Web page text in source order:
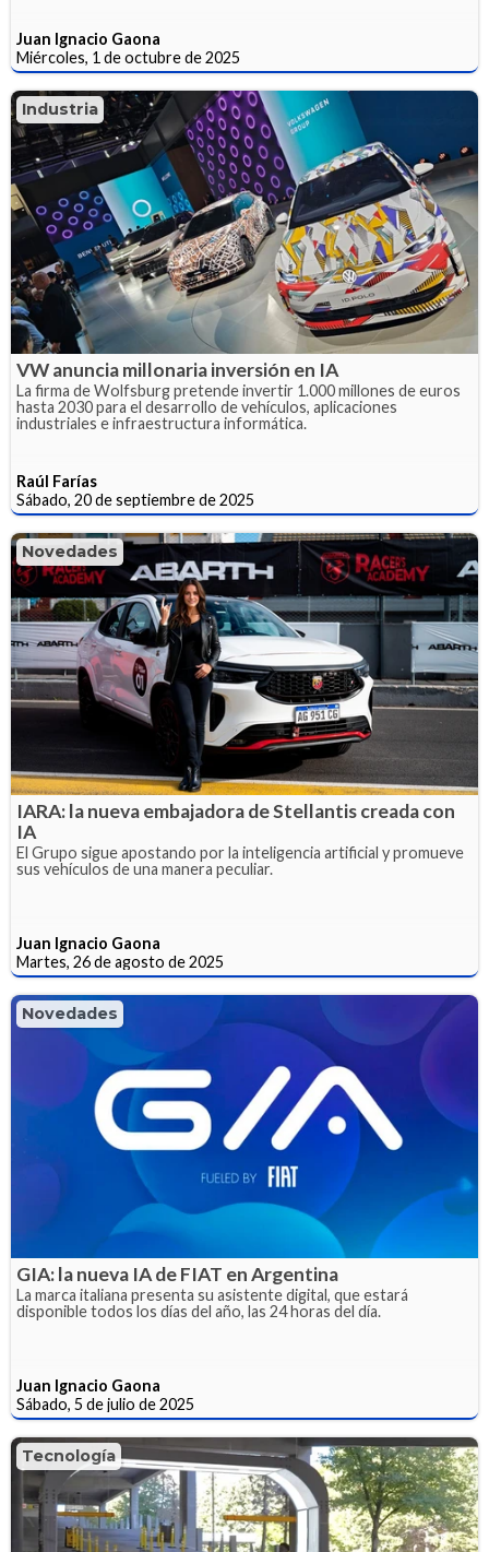
Juan Ignacio Gaona
Miércoles, 1 de octubre de 2025
Industria
VW anuncia millonaria inversión en IA
La firma de Wolfsburg pretende invertir 1.000 millones de euros
hasta 2030 para el desarrollo de vehículos, aplicaciones
industriales e infraestructura informática.
Raúl Farías
Sábado, 20 de septiembre de 2025
Novedades
IARA: la nueva embajadora de Stellantis creada con
IA
El Grupo sigue apostando por la inteligencia artificial y promueve
sus vehículos de una manera peculiar.
Juan Ignacio Gaona
Martes, 26 de agosto de 2025
Novedades
GIA: la nueva IA de FIAT en Argentina
La marca italiana presenta su asistente digital, que estará
disponible todos los días del año, las 24 horas del día.
Juan Ignacio Gaona
Sábado, 5 de julio de 2025
Tecnología